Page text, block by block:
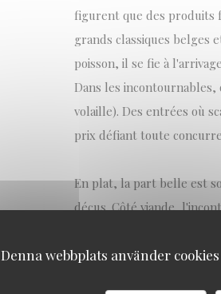
Denna webbplats använder
figurent que des produits
grands classiques belges
poisson, il se fie à
Dans les
volaille). Des entrées où
prix défiant toute
En plat, la part belle est
déçus. Côté viande,
poisson (entre 20 € et 28